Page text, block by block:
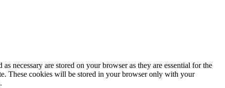
necessary are stored on your browser as they are essential for the
These cookies will be stored in your browser only with your